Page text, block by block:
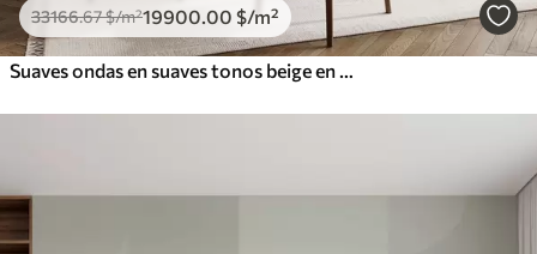
33166.67$/m²19900 .00 $/m²